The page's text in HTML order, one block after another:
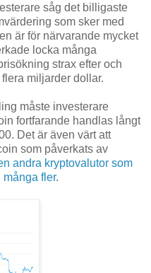
såg det billigaste
som sker med
är för närvarande mycket
locka många
strax efter och
miljarder dollar.
måste investerare
fortfarande handlas långt
Det är även värt att
som påverkats av
andra kryptovalutor som
många fler.